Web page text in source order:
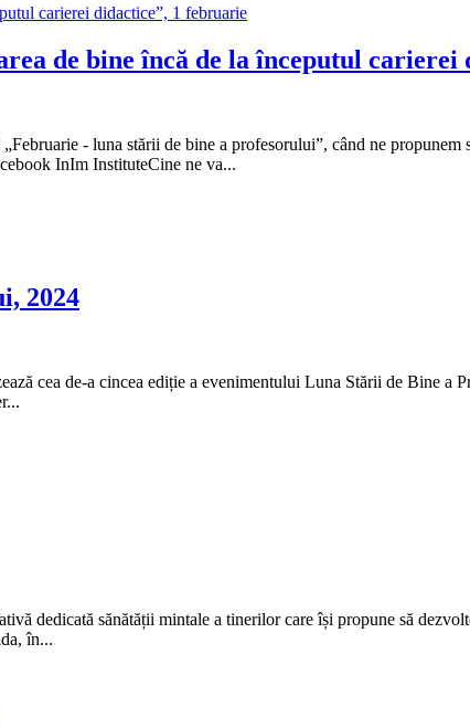
de bine încă de la începutul carierei
- luna stării de bine a profesorului”, când ne
InIm InstituteCine ne va...
2024
cea de-a cincea ediție a evenimentului Luna Stării de Bine a
dedicată sănătății mintale a tinerilor care își propune să
în...